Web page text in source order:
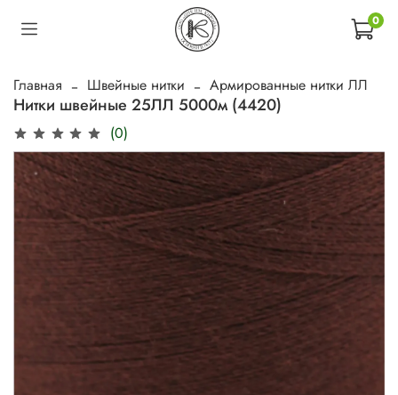
0
Главная Швейные нитки Армированные нитки ЛЛ
Нитки швейные 25ЛЛ 5000м (4420)
(0)